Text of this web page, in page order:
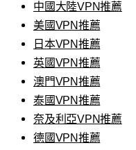
中國大陸VPN推薦
美國VPN推薦
日本VPN推薦
英國VPN推薦
澳門VPN推薦
泰國VPN推薦
奈及利亞VPN推薦
德國VPN推薦